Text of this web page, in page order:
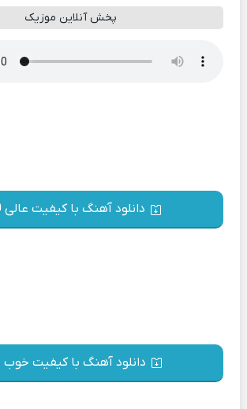
پخش آنلاین موزیک
دانلود آهنگ با کیفیت عالی 320
دانلود آهنگ با کیفیت خوب 128